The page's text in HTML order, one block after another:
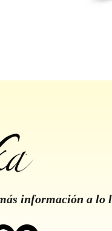
información a lo